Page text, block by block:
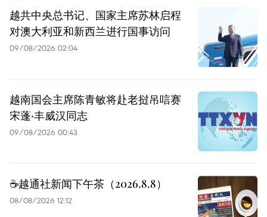
越共中央总书记、国家主席苏林启程
对澳大利亚和新西兰进行国事访问
09/08/2026 02:04
越南国会主席陈青敏将赴老挝吊唁赛
宋蓬·丰威汉同志
09/08/2026 00:43
☕️越通社新闻下午茶（2026.8.8）
08/08/2026 12:12